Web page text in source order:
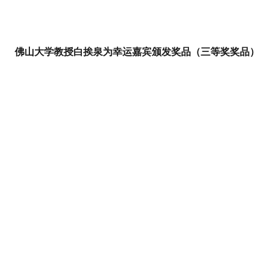
佛山大学教授白挨泉为幸运嘉宾颁发奖品（三等奖奖品）